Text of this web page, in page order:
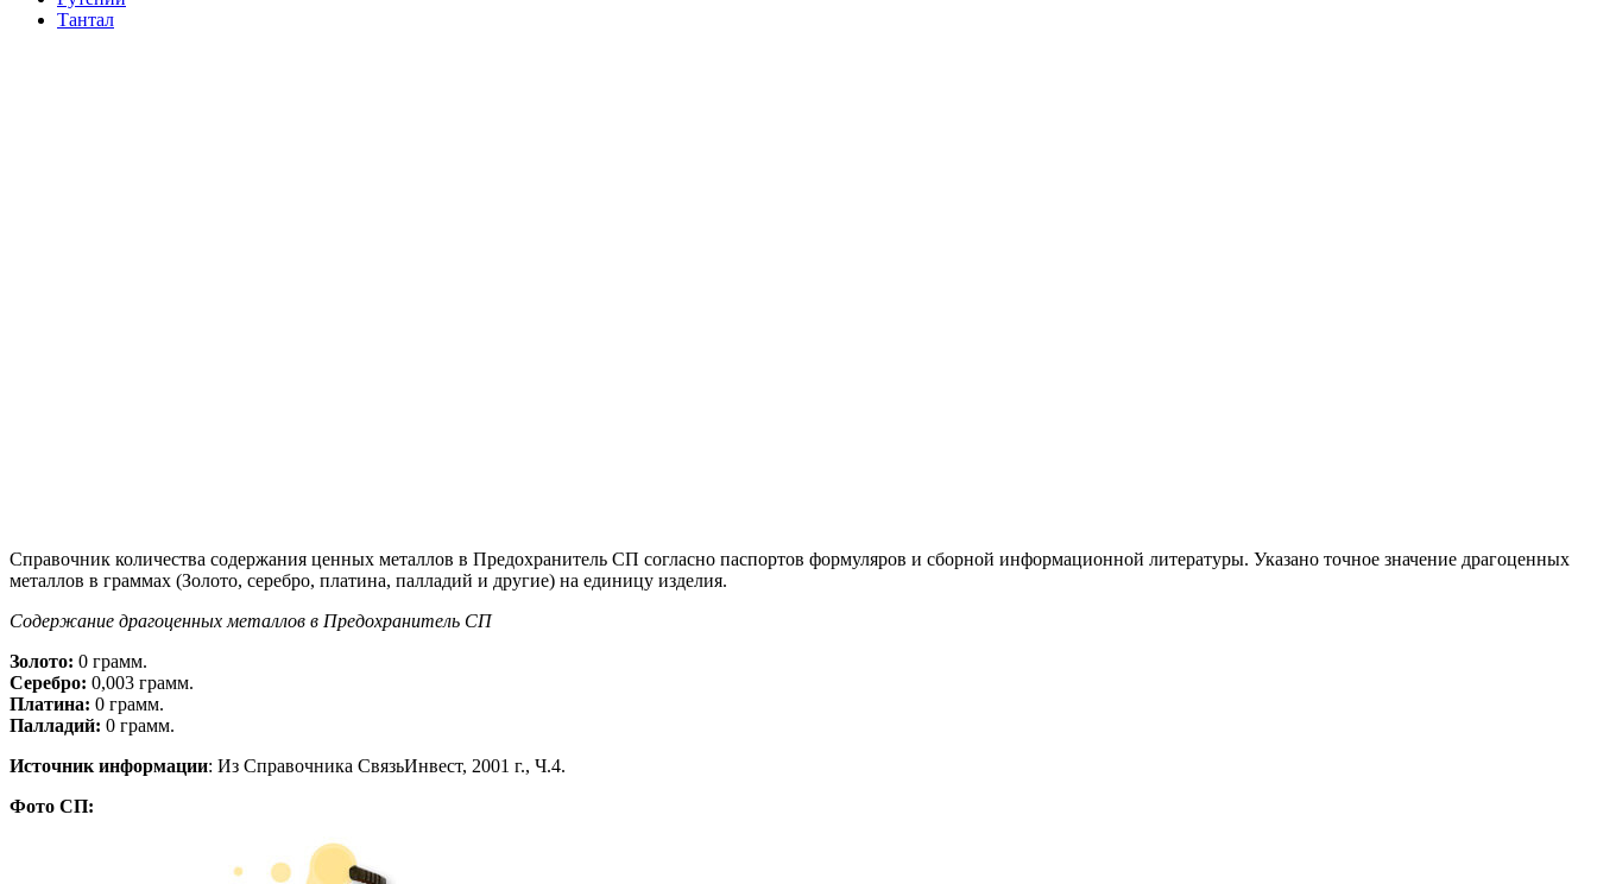
Тантал
Справочник количества содержания ценных металлов в Предохранитель СП согласно паспортов формуляров и сборной информационной литературы. Указано точное значение драгоценных
металлов в граммах (Золото, серебро, платина, палладий и другие) на единицу изделия.
Содержание драгоценных металлов в Предохранитель СП
Золото: 0 грамм.
Серебро: 0,003 грамм.
Платина: 0 грамм.
Палладий: 0 грамм.
Источник информации: Из Справочника СвязьИнвест, 2001 г., Ч.4.
Фото СП: